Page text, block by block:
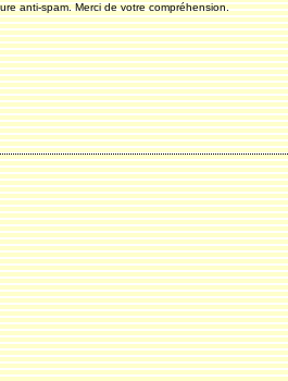
anti-spam. Merci de votre compréhension.